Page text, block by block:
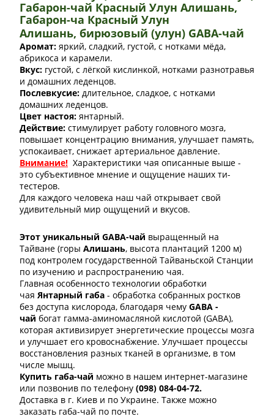
Габарон-чай Красный Улун Алишань,
Габарон-ча Красный Улун
Алишань, бирюзовый (улун) GABA-чай
Аромат: яркий, сладкий, густой, с нотками мёда,
абрикоса и карамели.
Вкус: густой, с лёгкой кислинкой, нотками разнотравья
и домашних леденцов.
Послевкусие: длительное, сладкое, с нотками
домашних леденцов.
Цвет настоя: янтарный.
Действие: стимулирует работу головного мозга,
повышает концентрацию внимания, улучшает память,
успокаивает, снижает артериальное давление.
Внимание! Характеристики чая описанные выше -
это субъективное мнение и ощущение наших ти-
тестеров.
Для каждого человека наш чай открывает свой
удивительный мир ощущений и вкусов.
Этот уникальный GABA-чай выращенный на
Тайване (горы Алишань, высота плантаций 1200 м)
под контролем государственной Тайваньской Станции
по изучению и распространению чая.
Главная особенносто технологии обработки
чая Янтарный габа - обработка собранных ростков
без доступа кислорода, благодаря чему GABA -
чай богат гамма-аминомасляной кислотой (GABA),
которая активизирует энергетические процессы мозга
и улучшает его кровоснабжение. Улучшает процессы
восстановления разных тканей в организме, в том
числе мышц.
Купить габа-чай можно в нашем интернет-магазине
или позвонив по телефону (098) 084-04-72.
Доставка в г. Киев и по Украине. Также можно
заказать габа-чай по почте.